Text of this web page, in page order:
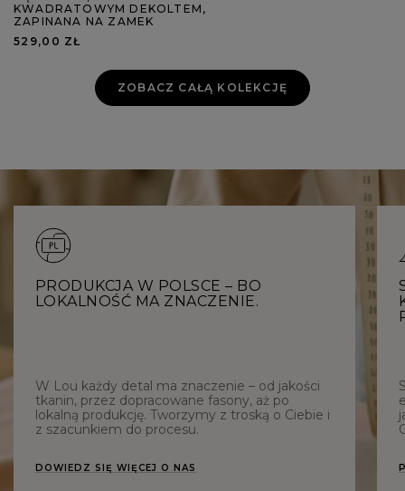
KWADRATOWYM DEKOLTEM,
ZAPINANA NA ZAMEK
529,00 ZŁ
ZOBACZ CAŁĄ KOLEKCJĘ
PRODUKCJA W POLSCE – BO
LOKALNOŚĆ MA ZNACZENIE.
W Lou każdy detal ma znaczenie – od jakości
tkanin, przez dopracowane fasony, aż po
lokalną produkcję. Tworzymy z troską o Ciebie i
z szacunkiem do procesu.
DOWIEDZ SIĘ WIĘCEJ O NAS